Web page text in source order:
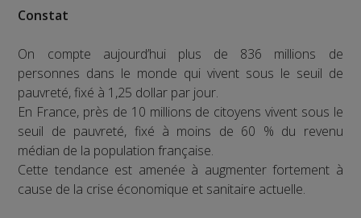
Constat
On compte aujourd’hui plus de 836 millions de
personnes dans le monde qui vivent sous le seuil de
pauvreté, fixé à 1,25 dollar par jour.
En France, près de 10 millions de citoyens vivent sous le
seuil de pauvreté, fixé à moins de 60 % du revenu
médian de la population française.
Cette tendance est amenée à augmenter fortement à
cause de la crise économique et sanitaire actuelle.